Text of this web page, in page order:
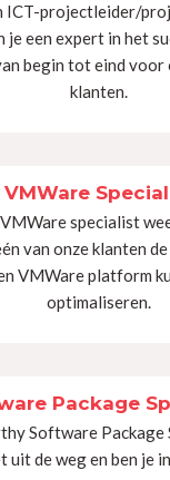
ICT-projectleider/
je een expert in het
begin tot eind voor
klanten.
VMWare
specialist
van onze klanten
VMWare platform
optimaliseren.
Package
Software Package
uit de weg en ben je